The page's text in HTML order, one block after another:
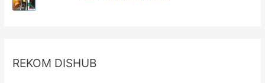
REKOM DISHUB